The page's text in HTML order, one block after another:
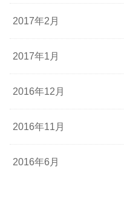
2017年2月
2017年1月
2016年12月
2016年11月
2016年6月